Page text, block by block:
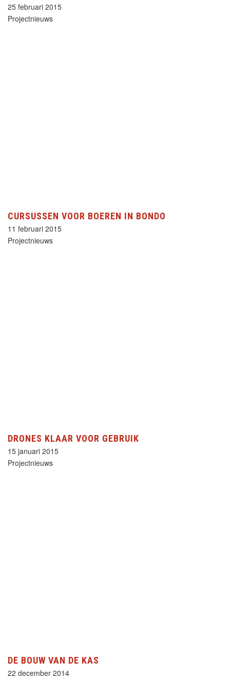
25 februari 2015
Projectnieuws
CURSUSSEN VOOR BOEREN IN BONDO
11 februari 2015
Projectnieuws
DRONES KLAAR VOOR GEBRUIK
15 januari 2015
Projectnieuws
DE BOUW VAN DE KAS
22 december 2014